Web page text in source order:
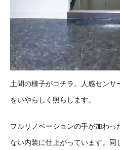
土間の様子がコチラ。人感セン
をいやらしく照らします。
フルリノベーションの手が加わっ
ない内装に仕上がっています。同